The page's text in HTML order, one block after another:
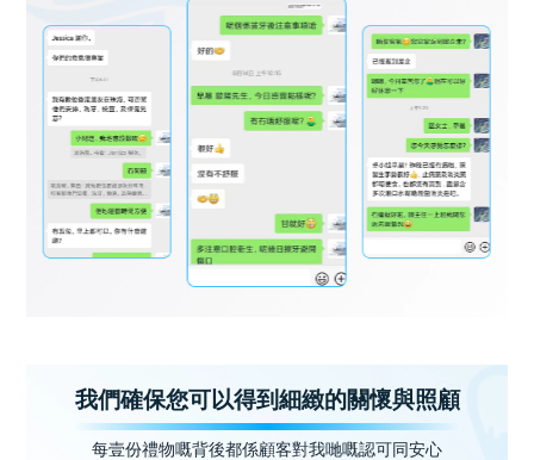
我們確保您可以得到細緻的關懷與照顧
每壹份禮物嘅背後都係顧客對我哋嘅認可同安心